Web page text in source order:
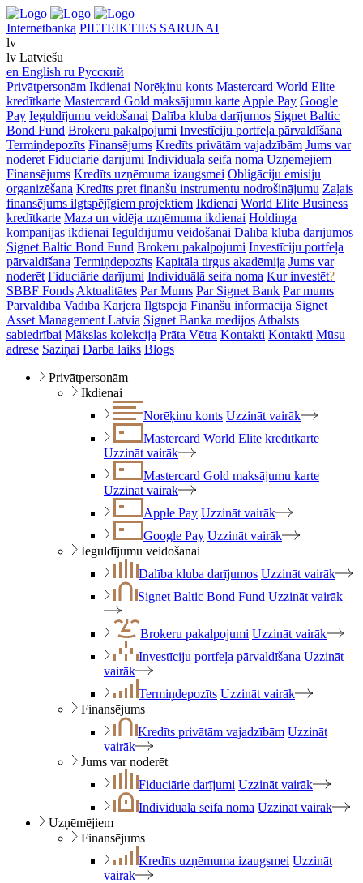
Internetbanka PIETEIKTIES SARUNAI
lv
lv Latviešu
en English ru Русский
Privātpersonām Ikdienai Norēķinu konts Mastercard World Elite
kredītkarte Mastercard Gold maksājumu karte Apple Pay Google
Pay Ieguldījumu veidošanai Dalība kluba darījumos Signet Baltic
Bond Fund Brokeru pakalpojumi Investīciju portfeļa pārvaldīšana
Termiņdepozīts Finansējums Kredīts privātām vajadzībām Jums var
noderēt Fiduciārie darījumi Individuālā seifa noma Uzņēmējiem
Finansējums Kredīts uzņēmuma izaugsmei Obligāciju emisiju
organizēšana Kredīts pret finanšu instrumentu nodrošinājumu Zaļais
finansējums ilgtspējīgiem projektiem Ikdienai World Elite Business
kredītkarte Maza un vidēja uzņēmuma ikdienai Holdinga
kompānijas ikdienai Ieguldījumu veidošanai Dalība kluba darījumos
Signet Baltic Bond Fund Brokeru pakalpojumi Investīciju portfeļa
pārvaldīšana Termiņdepozīts Kapitāla tirgus akadēmija Jums var
noderēt Fiduciārie darījumi Individuālā seifa noma Kur investēt?
SBBF Fonds Aktualitātes Par Mums Par Signet Bank Par mums
Pārvaldība Vadība Karjera Ilgtspēja Finanšu informācija Signet
Asset Management Latvia Signet Banka medijos Atbalsts
sabiedrībai Mākslas kolekcija Prāta Vētra Kontakti Kontakti Mūsu
adrese Saziņai Darba laiks Blogs
Privātpersonām
Ikdienai
Norēķinu konts Uzzināt vairāk
Mastercard World Elite kredītkarte
Uzzināt vairāk
Mastercard Gold maksājumu karte
Uzzināt vairāk
Apple Pay Uzzināt vairāk
Google Pay Uzzināt vairāk
Ieguldījumu veidošanai
Dalība kluba darījumos Uzzināt vairāk
Signet Baltic Bond Fund Uzzināt vairāk
Brokeru pakalpojumi Uzzināt vairāk
Investīciju portfeļa pārvaldīšana Uzzināt
vairāk
Termiņdepozīts Uzzināt vairāk
Finansējums
Kredīts privātām vajadzībām Uzzināt
vairāk
Jums var noderēt
Fiduciārie darījumi Uzzināt vairāk
Individuālā seifa noma Uzzināt vairāk
Uzņēmējiem
Finansējums
Kredīts uzņēmuma izaugsmei Uzzināt
vairāk